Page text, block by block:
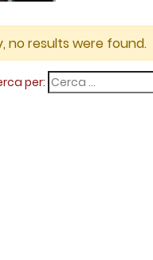
no results were found.
per: